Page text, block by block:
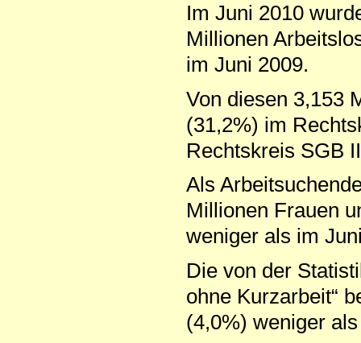
Im Juni 2010
Millionen
im Juni 2009.
Von diesen 3,153
(31,2%) im
Rechtskreis SGB
Als
Millionen Frauen
weniger als im
Die von der
ohne Kurzarbeit“
(4,0%) weniger